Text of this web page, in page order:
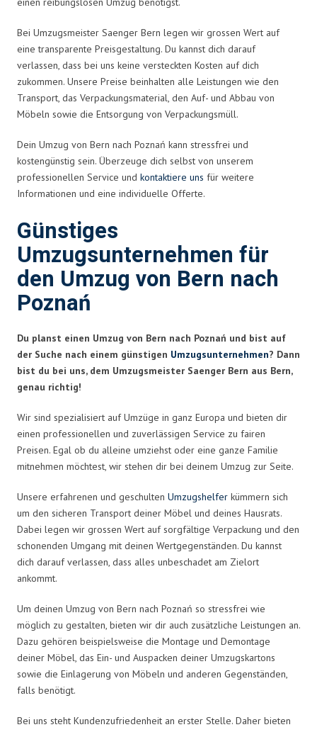
Bei Umzugsmeister Saenger Bern legen wir grossen Wert auf
eine transparente Preisgestaltung. Du kannst dich darauf
verlassen, dass bei uns keine versteckten Kosten auf dich
zukommen. Unsere Preise beinhalten alle Leistungen wie den
Transport, das Verpackungsmaterial, den Auf- und Abbau von
Möbeln sowie die Entsorgung von Verpackungsmüll.
Dein Umzug von Bern nach Poznań kann stressfrei und
kostengünstig sein. Überzeuge dich selbst von unserem
professionellen Service und kontaktiere uns für weitere
Informationen und eine individuelle Offerte.
Günstiges
Umzugsunternehmen für
den Umzug von Bern nach
Poznań
Du planst einen Umzug von Bern nach Poznań und bist auf
der Suche nach einem günstigen Umzugsunternehmen? Dann
bist du bei uns, dem Umzugsmeister Saenger Bern aus Bern,
genau richtig!
Wir sind spezialisiert auf Umzüge in ganz Europa und bieten dir
einen professionellen und zuverlässigen Service zu fairen
Preisen. Egal ob du alleine umziehst oder eine ganze Familie
mitnehmen möchtest, wir stehen dir bei deinem Umzug zur Seite.
Unsere erfahrenen und geschulten Umzugshelfer kümmern sich
um den sicheren Transport deiner Möbel und deines Hausrats.
Dabei legen wir grossen Wert auf sorgfältige Verpackung und den
schonenden Umgang mit deinen Wertgegenständen. Du kannst
dich darauf verlassen, dass alles unbeschadet am Zielort
ankommt.
Um deinen Umzug von Bern nach Poznań so stressfrei wie
möglich zu gestalten, bieten wir dir auch zusätzliche Leistungen an.
Dazu gehören beispielsweise die Montage und Demontage
deiner Möbel, das Ein- und Auspacken deiner Umzugskartons
sowie die Einlagerung von Möbeln und anderen Gegenständen,
falls benötigt.
Bei uns steht Kundenzufriedenheit an erster Stelle. Daher bieten